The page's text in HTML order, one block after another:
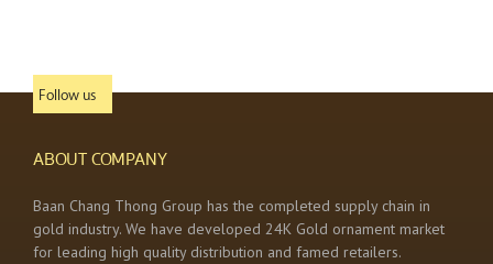
Follow us
ABOUT COMPANY
Baan Chang Thong Group has the completed supply chain in
gold industry. We have developed 24K Gold ornament market
for leading high quality distribution and famed retailers.